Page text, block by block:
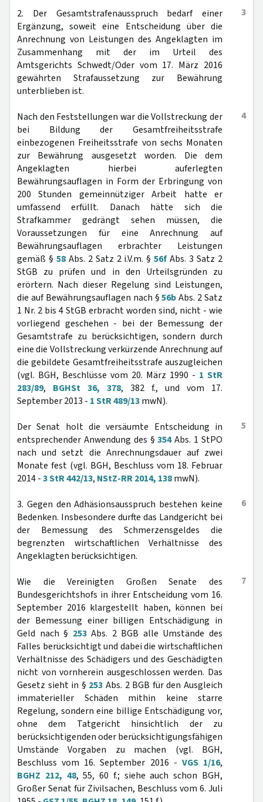
3
2. Der Gesamtstrafenausspruch bedarf einer
Ergänzung, soweit eine Entscheidung über die
Anrechnung von Leistungen des Angeklagten im
Zusammenhang mit der im Urteil des
Amtsgerichts Schwedt/Oder vom 17. März 2016
gewährten Strafaussetzung zur Bewährung
unterblieben ist.
4
Nach den Feststellungen war die Vollstreckung der
bei Bildung der Gesamtfreiheitsstrafe
einbezogenen Freiheitsstrafe von sechs Monaten
zur Bewährung ausgesetzt worden. Die dem
Angeklagten hierbei auferlegten
Bewährungsauflagen in Form der Erbringung von
200 Stunden gemeinnütziger Arbeit hatte er
umfassend erfüllt. Danach hätte sich die
Strafkammer gedrängt sehen müssen, die
Voraussetzungen für eine Anrechnung auf
Bewährungsauflagen erbrachter Leistungen
gemäß § 58Abs. 2 Satz 2 i.V.m. §56f Abs. 3 Satz 2
StGB zu prüfen und in den Urteilsgründen zu
erörtern. Nach dieser Regelung sind Leistungen,
die auf Bewährungsauflagen nach §56bAbs. 2 Satz
1 Nr. 2 bis 4 StGB erbracht worden sind, nicht - wie
vorliegend geschehen - bei der Bemessung der
Gesamtstrafe zu berücksichtigen, sondern durch
eine die Vollstreckung verkürzende Anrechnung auf
die gebildete Gesamtfreiheitsstrafe auszugleichen
(vgl. BGH, Beschlüsse vom 20. März 1990 - 1 StR
283/89, BGHSt 36, 378, 382 f., und vom 17.
September 2013 - 1 StR 489/13mwN).
5
Der Senat holt die versäumte Entscheidung in
entsprechender Anwendung des §354Abs. 1 StPO
nach und setzt die Anrechnungsdauer auf zwei
Monate fest (vgl. BGH, Beschluss vom 18. Februar
2014 -3 StR 442/13, NStZ-RR 2014, 138mwN).
6
3. Gegen den Adhäsionsausspruch bestehen keine
Bedenken. Insbesondere durfte das Landgericht bei
der Bemessung des Schmerzensgeldes die
begrenzten wirtschaftlichen Verhältnisse des
Angeklagten berücksichtigen.
7
Wie die Vereinigten Großen Senate des
Bundesgerichtshofs in ihrer Entscheidung vom 16.
September 2016 klargestellt haben, können bei
der Bemessung einer billigen Entschädigung in
Geld nach § 253Abs. 2 BGB alle Umstände des
Falles berücksichtigt und dabei die wirtschaftlichen
Verhältnisse des Schädigers und des Geschädigten
nicht von vornherein ausgeschlossen werden. Das
Gesetz sieht in § 253 Abs. 2 BGB für den Ausgleich
immaterieller Schäden mithin keine starre
Regelung, sondern eine billige Entschädigung vor,
ohne dem Tatgericht hinsichtlich der zu
berücksichtigenden oder berücksichtigungsfähigen
Umstände Vorgaben zu machen (vgl. BGH,
Beschluss vom 16. September 2016 - VGS 1/16,
BGHZ 212, 48, 55, 60 f.; siehe auch schon BGH,
Großer Senat für Zivilsachen, Beschluss vom 6. Juli